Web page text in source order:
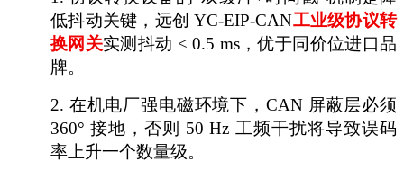
低抖动关键，远创 YC-EIP-CAN工业级协议转
换网关实测抖动 < 0.5 ms，优于同价位进口品
牌。
2. 在机电厂强电磁环境下， CAN 屏蔽层必须
360° 接地，否则 50 Hz 工频干扰将导致误码
率上升一个数量级。